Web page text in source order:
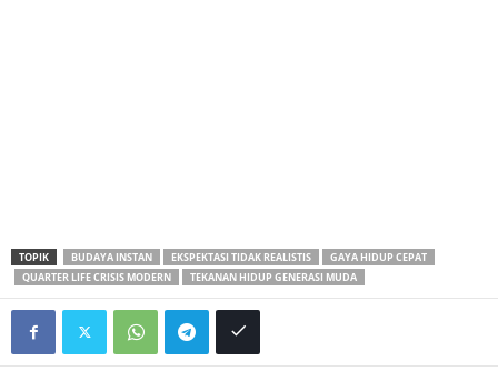
TOPIK BUDAYA INSTAN EKSPEKTASI TIDAK REALISTIS
GAYA HIDUP CEPAT
QUARTER LIFE CRISIS MODERN
TEKANAN HIDUP GENERASI MUDA